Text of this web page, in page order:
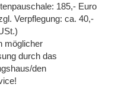
185,- Euro
Verpflegung: ca. 40,-
möglicher
durch das
den